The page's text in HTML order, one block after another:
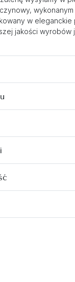
wykonanym
w eleganckie
jakości